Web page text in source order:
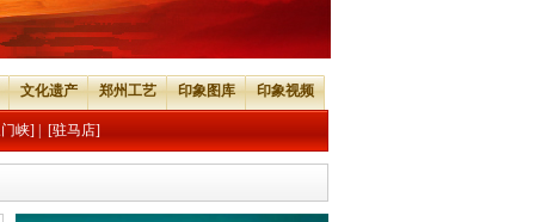
文化遗产 郑州工艺 印象图库 印象视频
峡] [驻马店]